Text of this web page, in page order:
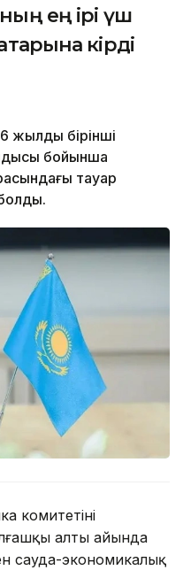
ең ірі үш
кірді
бірінші
бойынша
тауар
комитетінің
алты айында
сауда-экономикалық